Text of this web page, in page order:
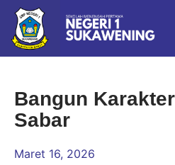
Bangun
Sabar
Maret 16, 2026